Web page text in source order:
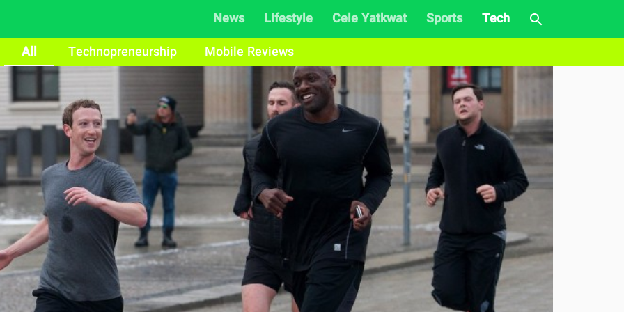
News Lifestyle Cele Yatkwat Sports
Tech
All
Technopreneurship Mobile Reviews